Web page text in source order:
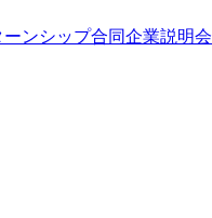
ンシップ合同企業説明会